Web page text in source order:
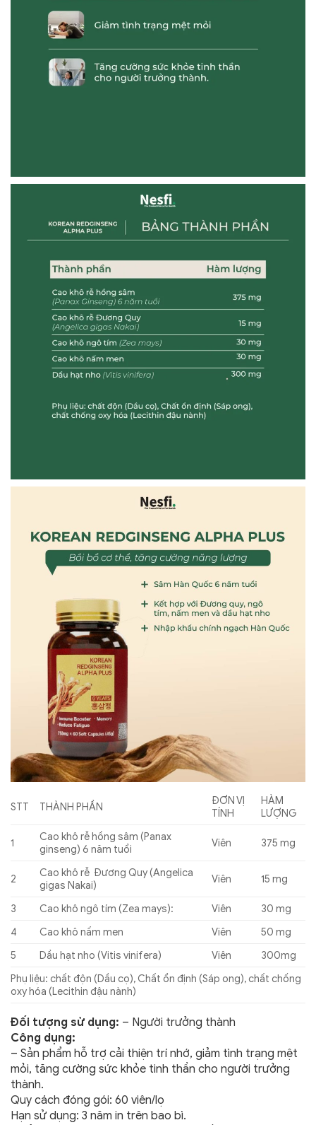
STT THÀNH PHẦN
ĐƠN VỊ
TÍNH
HÀM
LƯỢNG
1
Cao khô rễ hồng sâm (Panax
ginseng) 6 năm tuổi
Viên 375 mg
2
Cao khô rễ Đương Quy (Angelica
gigas Nakai)
Viên 15 mg
3 Cao khô ngô tím (Zea mays): Viên
30 mg
4
Cao khô nấm men Viên
50 mg
5
Dầu hạt nho (Vitis vinifera) Viên
300mg
Phụ liệu: chất độn (Dầu cọ), Chất ổn định (Sáp ong), chất chống
oxy hóa (Lecithin đậu nành)
Đối tượng sử dụng: – Người trưởng thành
Công dụng:
– Sản phẩm hỗ trợ cải thiện trí nhớ, giảm tình trạng mệt
mỏi, tăng cường sức khỏe tinh thần cho người trưởng
thành.
Quy cách đóng gói: 60 viên/lọ
Hạn sử dụng: 3 năm in trên bao bì.